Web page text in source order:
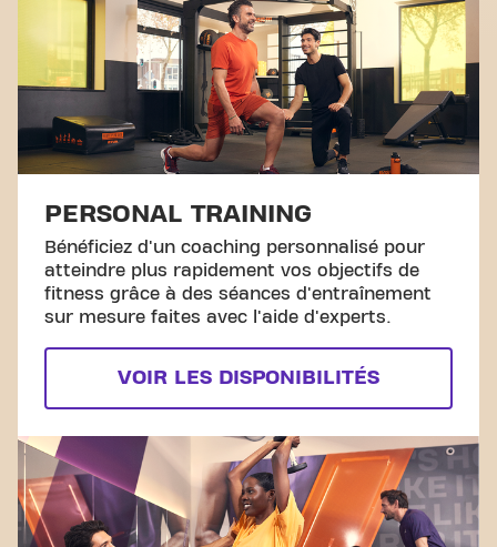
PERSONAL TRAINING
Bénéficiez d'un coaching personnalisé pour
atteindre plus rapidement vos objectifs de
fitness grâce à des séances d'entraînement
sur mesure faites avec l'aide d'experts.
VOIR LES DISPONIBILITÉS